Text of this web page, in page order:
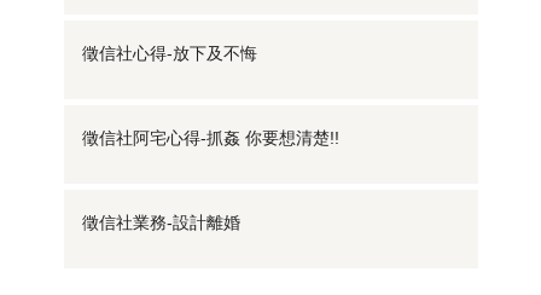
徵信社心得-放下及不悔
徵信社阿宅心得-抓姦 你要想清楚!!
徵信社業務-設計離婚